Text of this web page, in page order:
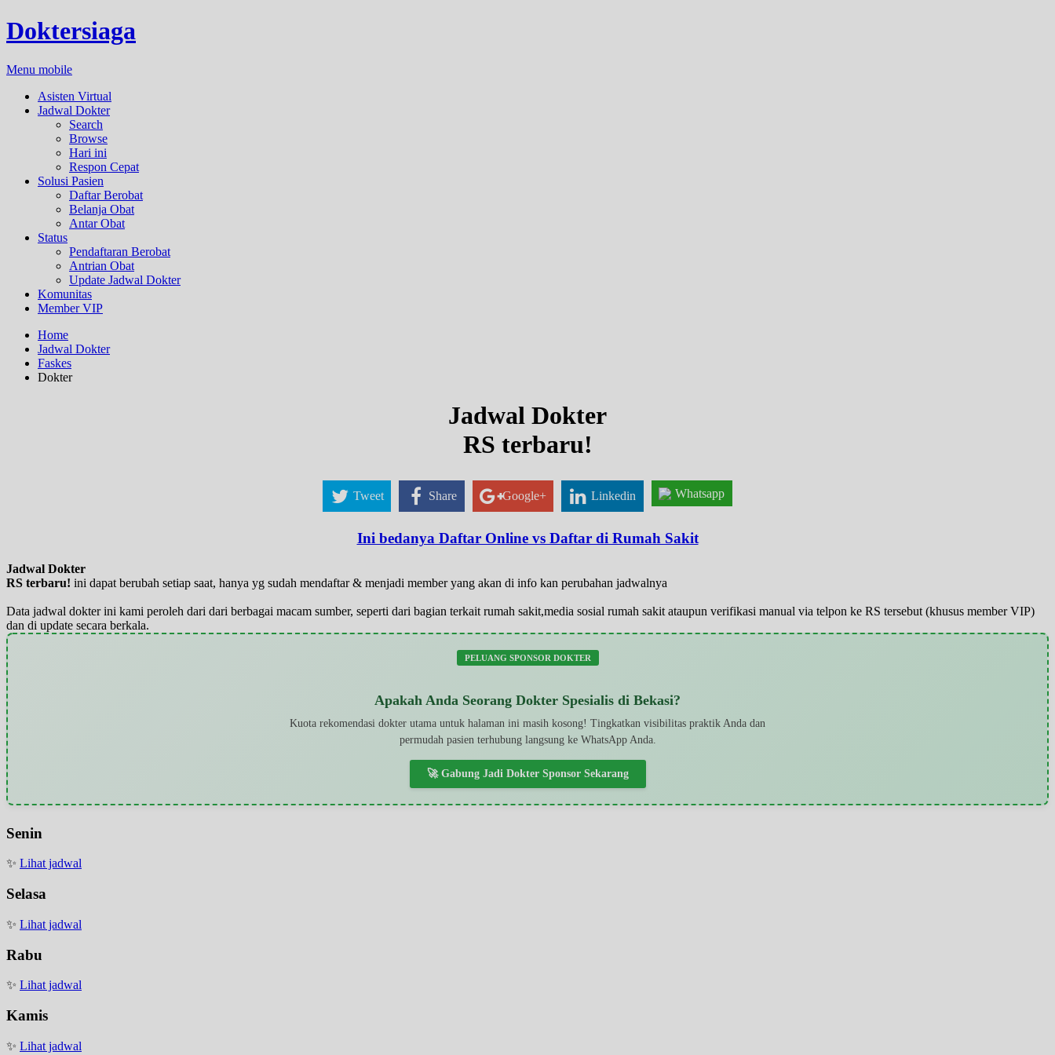
Doktersiaga
Menu mobile
Asisten Virtual
Jadwal Dokter
Search
Browse
Hari ini
Respon Cepat
Solusi Pasien
Daftar Berobat
Belanja Obat
Antar Obat
Status
Pendaftaran Berobat
Antrian Obat
Update Jadwal Dokter
Komunitas
Member VIP
Home
Jadwal Dokter
Faskes
Dokter
Jadwal Dokter
RS terbaru!
Tweet Share Google+ Linkedin Whatsapp
Ini bedanya Daftar Online vs Daftar di Rumah Sakit
Jadwal Dokter
RS terbaru! ini dapat berubah setiap saat, hanya yg sudah mendaftar & menjadi member yang akan di info kan perubahan jadwalnya
Data jadwal dokter ini kami peroleh dari dari berbagai macam sumber, seperti dari bagian terkait rumah sakit,media sosial rumah sakit ataupun verifikasi manual via telpon ke RS tersebut (khusus member VIP)
dan di update secara berkala.
PELUANG SPONSOR DOKTER
Apakah Anda Seorang Dokter Spesialis di Bekasi?
Kuota rekomendasi dokter utama untuk halaman ini masih kosong! Tingkatkan visibilitas praktik Anda dan
permudah pasien terhubung langsung ke WhatsApp Anda.
🚀 Gabung Jadi Dokter Sponsor Sekarang
Senin
✨ Lihat jadwal
Selasa
✨ Lihat jadwal
Rabu
✨ Lihat jadwal
Kamis
✨ Lihat jadwal